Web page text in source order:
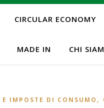
CIRCULAR ECONOMY
MADE IN CHI
E IMPOSTE DI CONSUMO ,